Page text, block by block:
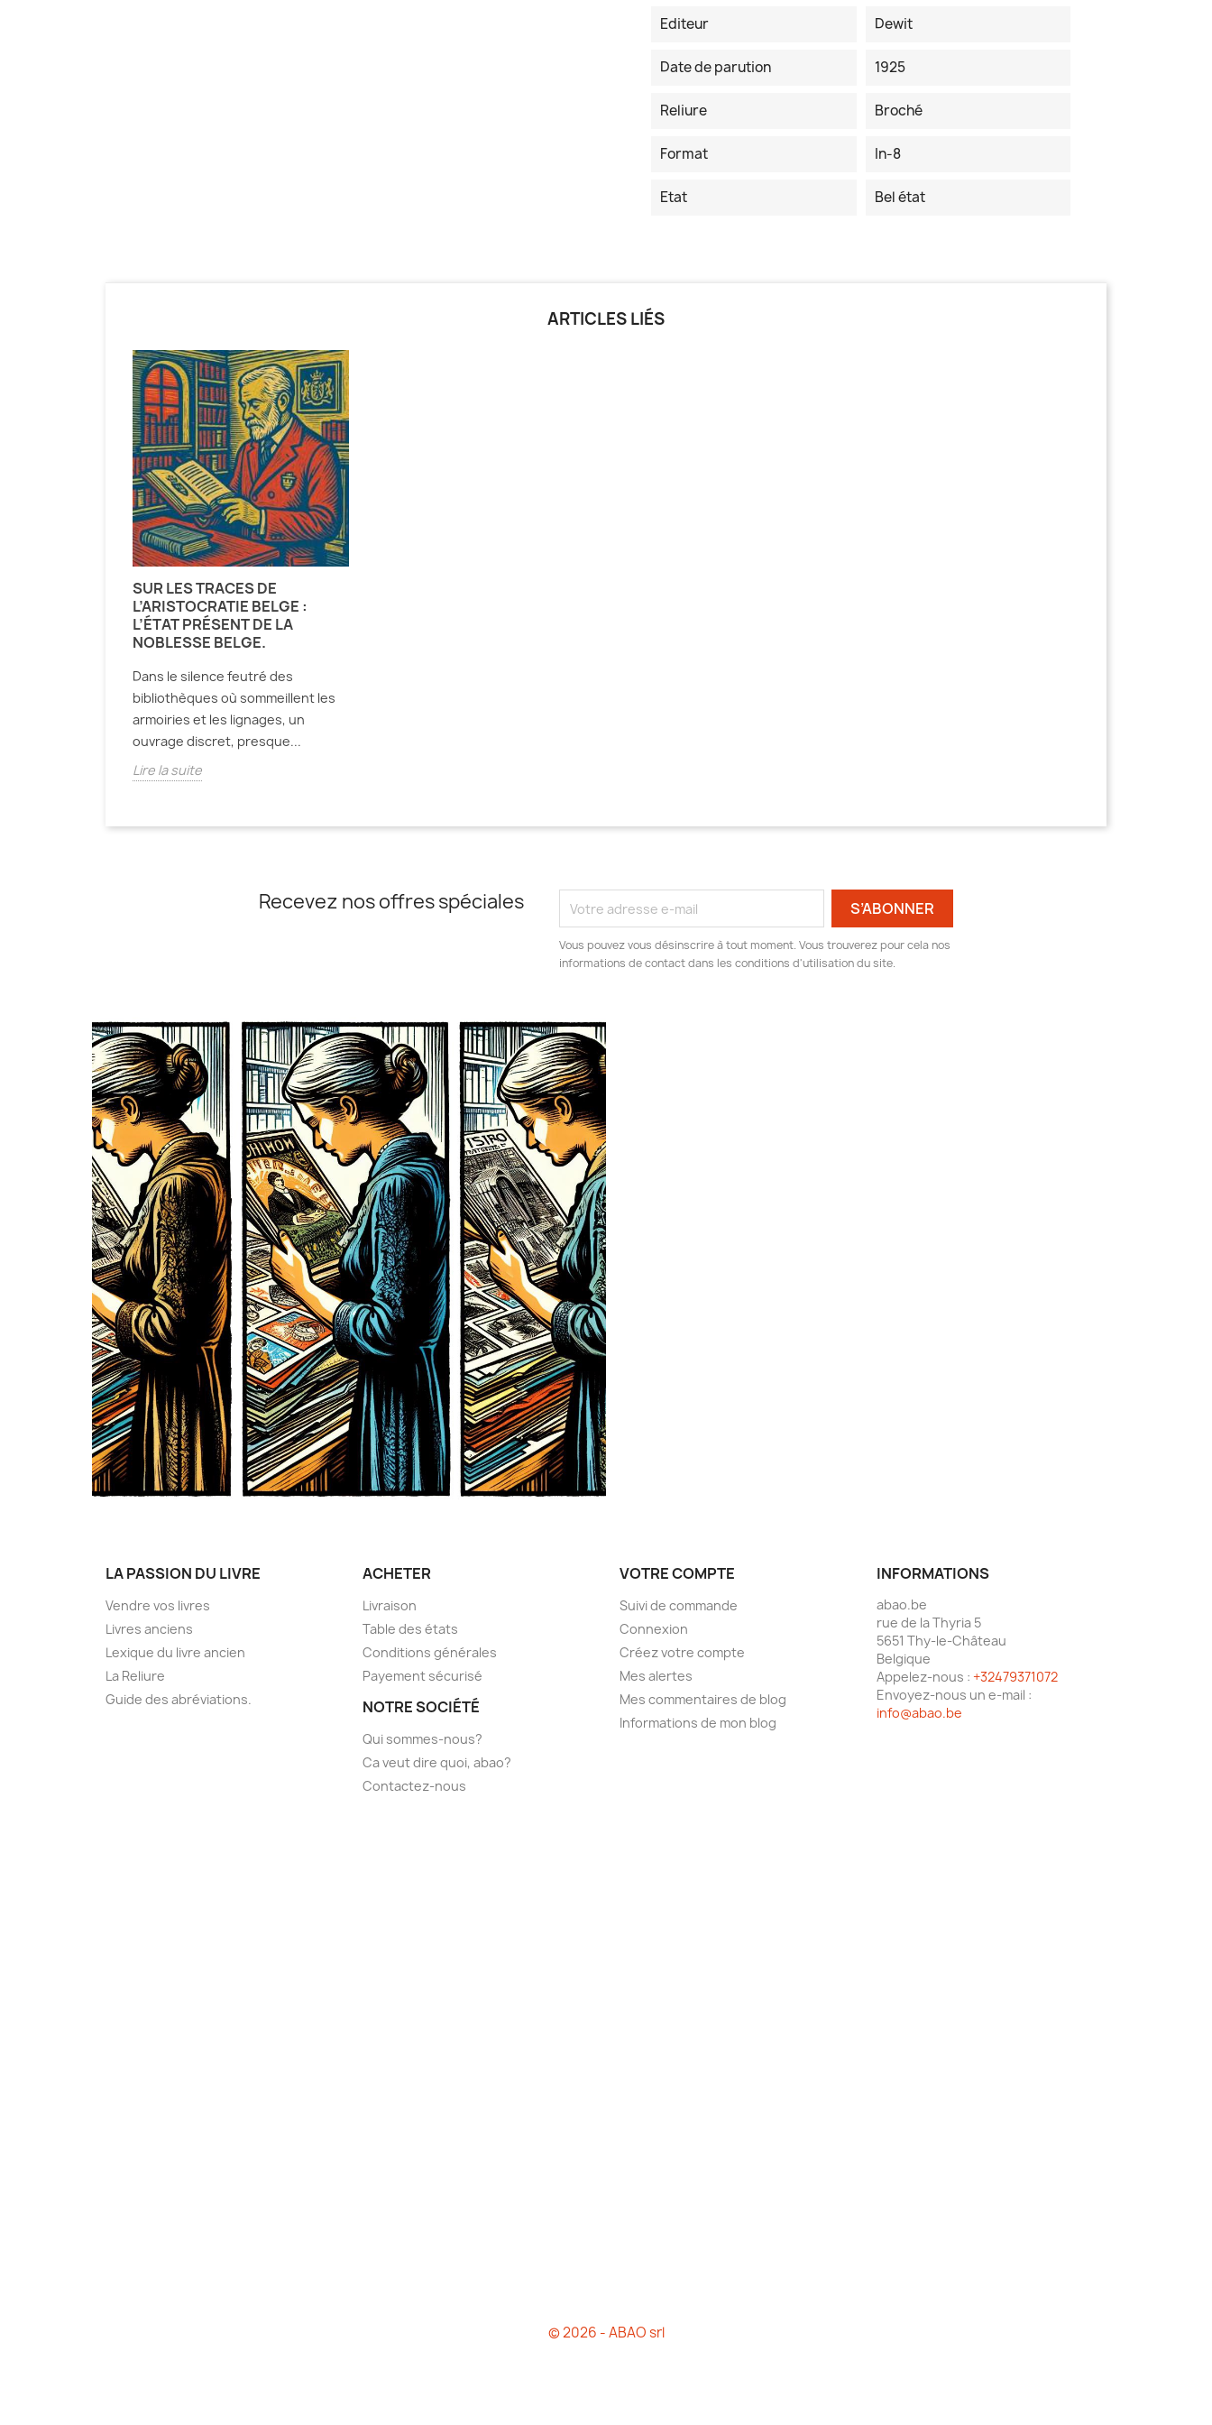
Editeur
Dewit
Date de parution 1925
Reliure Broché
Format In-8
Etat Bel état
ARTICLES LIÉS
SUR LES TRACES DE
L’ARISTOCRATIE BELGE :
L’ÉTAT PRÉSENT DE LA
NOBLESSE BELGE.
Dans le silence feutré des
bibliothèques où sommeillent les
armoiries et les lignages, un
ouvrage discret, presque...
Lire la suite
Recevez nos offres spéciales
Vous pouvez vous désinscrire à tout moment. Vous trouverez pour cela nos
informations de contact dans les conditions d'utilisation du site.
LA PASSION DU LIVRE
Vendre vos livres
Livres anciens
Lexique du livre ancien
La Reliure
Guide des abréviations.
ACHETER
Livraison
Table des états
Conditions générales
Payement sécurisé
NOTRE SOCIÉTÉ
Qui sommes-nous?
Ca veut dire quoi, abao?
Contactez-nous
VOTRE COMPTE
Suivi de commande
Connexion
Créez votre compte
Mes alertes
Mes commentaires de blog
Informations de mon blog
INFORMATIONS
abao.be
rue de la Thyria 5
5651 Thy-le-Château
Belgique
Appelez-nous : +32479371072
Envoyez-nous un e-mail :
info@abao.be
© 2026 - ABAO srl